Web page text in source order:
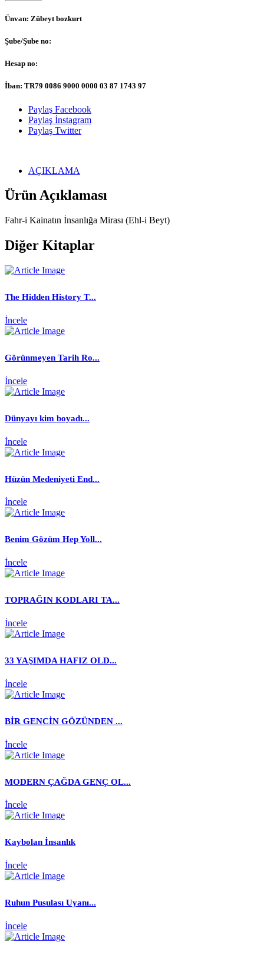
Ünvan: Zübeyt bozkurt
Şube/Şube no:
Hesap no:
İban: TR79 0086 9000 0000 03 87 1743 97
Paylaş Facebook
Paylaş İnstagram
Paylaş Twitter
AÇIKLAMA
Ürün Açıklaması
Fahr-i Kainatın İnsanlığa Mirası (Ehl-i Beyt)
Diğer Kitaplar
The Hidden History T...
İncele
Görünmeyen Tarih Ro...
İncele
Dünyayı kim boyadı...
İncele
Hüzün Medeniyeti End...
İncele
Benim Gözüm Hep Yoll...
İncele
TOPRAĞIN KODLARI TA...
İncele
33 YAŞIMDA HAFIZ OLD...
İncele
BİR GENCİN GÖZÜNDEN ...
İncele
MODERN ÇAĞDA GENÇ OL...
İncele
Kaybolan İnsanlık
İncele
Ruhun Pusulası Uyanı...
İncele